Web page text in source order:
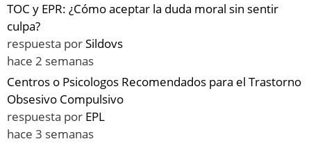
TOC y EPR: ¿Cómo aceptar la duda moral sin sentir
culpa?
respuesta porSildovs
hace 2 semanas
Centros o Psicologos Recomendados para el Trastorno
Obsesivo Compulsivo
respuesta por EPL
hace 3 semanas